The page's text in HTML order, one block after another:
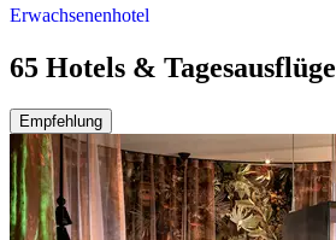
Erwachsenenhotel
65 Hotels & Tagesausflüge
Empfehlung